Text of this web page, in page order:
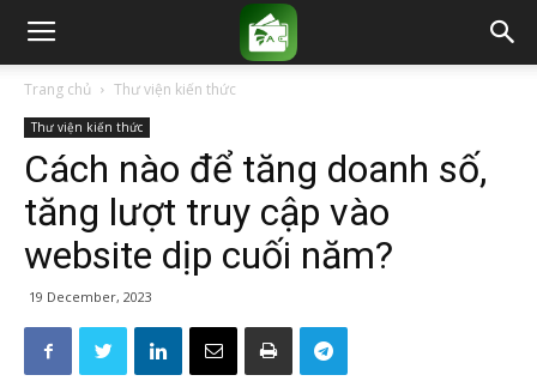
Trang chủ Thư viện kiến thức
Thư viện kiến thức
Cách nào để tăng doanh số,
tăng lượt truy cập vào
website dịp cuối năm?
19 December, 2023